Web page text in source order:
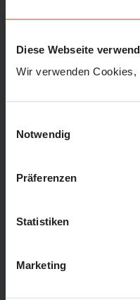
Diese Webseite
Wir verwenden
Notwendig
Präferenzen
Statistiken
Marketing